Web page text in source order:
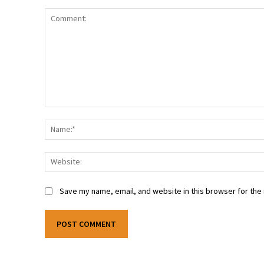
Save my name, email, and website in this browser for